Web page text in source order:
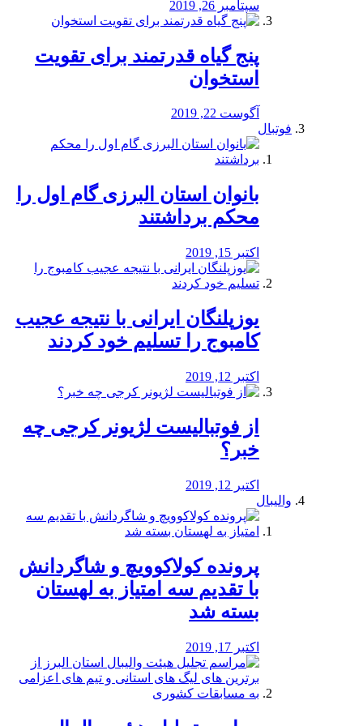
سپتامبر 26, 2019
پنج گیاه قدرتمند برای تقویت
استخوان
آگوست 22, 2019
فوتبال
بانوان استان البرزی گام اول را
محكم برداشتند
اکتبر 15, 2019
یوزپلنگان ایرانی با نتیجه عجیب
کامبوج را تسلیم خود کردند
اکتبر 12, 2019
از فوتبالیست لژیونر کرجی چه
خبر؟
اکتبر 12, 2019
والیبال
پرونده کولاکوویچ و شاگردانش
با تقدیم سه امتیاز به لهستان
بسته شد
اکتبر 17, 2019